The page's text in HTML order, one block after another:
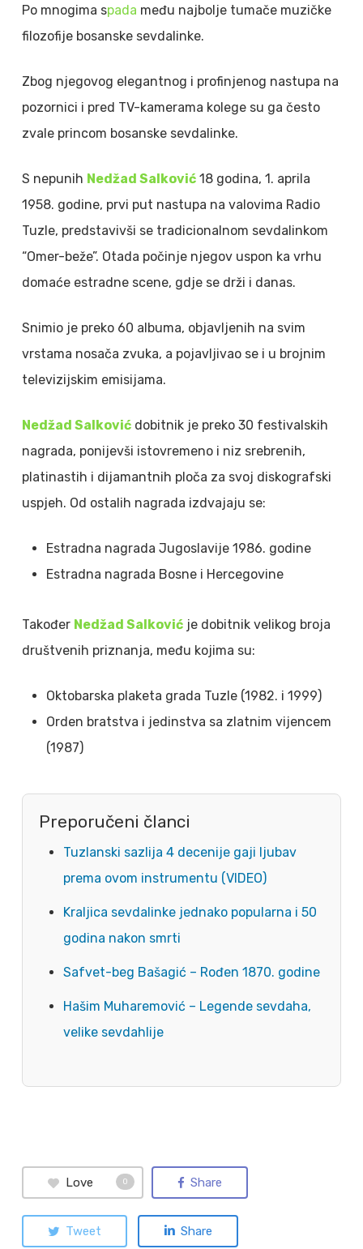
Po mnogima spada među najbolje tumače muzičke
filozofije bosanske sevdalinke.
Zbog njegovog elegantnog i profinjenog nastupa na
pozornici i pred TV-kamerama kolege su ga često
zvale princom bosanske sevdalinke.
S nepunih Nedžad Salković18 godina, 1. aprila
1958. godine, prvi put nastupa na valovima Radio
Tuzle, predstavivši se tradicionalnom sevdalinkom
“Omer-beže”. Otada počinje njegov uspon ka vrhu
domaće estradne scene, gdje se drži i danas.
Snimio je preko 60 albuma, objavljenih na svim
vrstama nosača zvuka, a pojavljivao se i u brojnim
televizijskim emisijama.
Nedžad Salkovićdobitnik je preko 30 festivalskih
nagrada, ponijevši istovremeno i niz srebrenih,
platinastih i dijamantnih ploča za svoj diskografski
uspjeh. Od ostalih nagrada izdvajaju se:
Estradna nagrada Jugoslavije 1986. godine
Estradna nagrada Bosne i Hercegovine
Također Nedžad Salkovićje dobitnik velikog broja
društvenih priznanja, među kojima su:
Oktobarska plaketa grada Tuzle (1982. i 1999)
Orden bratstva i jedinstva sa zlatnim vijencem
(1987)
Preporučeni članci
Tuzlanski sazlija 4 decenije gaji ljubav
prema ovom instrumentu (VIDEO)
Kraljica sevdalinke jednako popularna i 50
godina nakon smrti
Safvet-beg Bašagić – Rođen 1870. godine
Hašim Muharemović – Legende sevdaha,
velike sevdahlije
Love 0 Share
Tweet Share